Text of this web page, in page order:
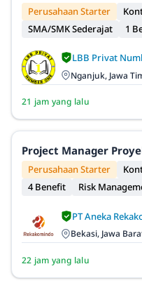
Perusahaan Starter
SMA/SMK Sederajat
1
LBB Privat
Nganjuk, Jawa
21 jam yang lalu
Project Manager
Perusahaan Starter
4 Benefit
Risk
PT Aneka
Bekasi, Jawa
22 jam yang lalu